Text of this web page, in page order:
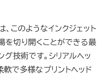
このようなインクジェット
を切り開くことができる最
グ技術です。シリアルヘッ
で多様なプリントヘッド